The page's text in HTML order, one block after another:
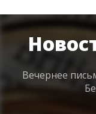
Вечернее